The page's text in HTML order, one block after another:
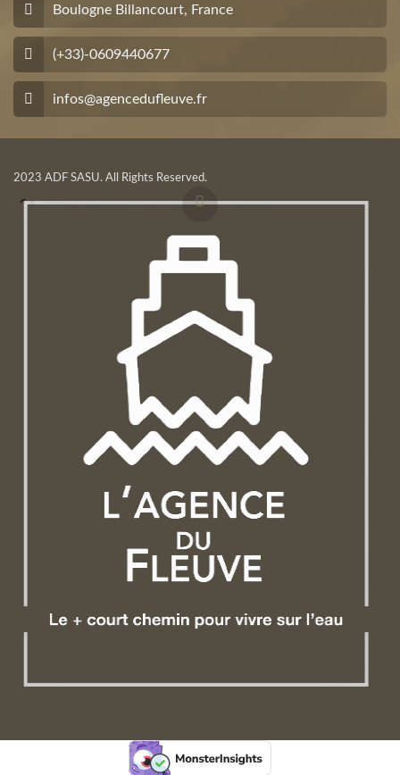
Boulogne Billancourt, France
(+33)-0609440677
infos@agencedufleuve.fr
2023 ADF SASU. All Rights Reserved.